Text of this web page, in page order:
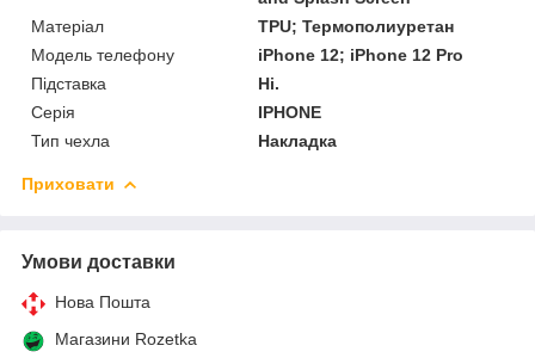
Матеріал
TPU; Термополиуретан
Модель телефону
iPhone 12; iPhone 12 Pro
Підставка
Ні.
Серія
IPHONE
Тип чехла
Накладка
Приховати
Умови доставки
Нова Пошта
Магазини Rozetka